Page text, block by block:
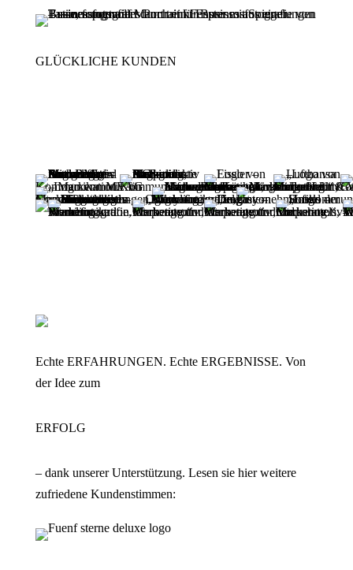
GLÜCKLICHE KUNDEN
Echte ERFAHRUNGEN. Echte ERGEBNISSE. Von
der Idee zum
ERFOLG
– dank unserer Unterstützung. Lesen sie hier weitere
zufriedene Kundenstimmen: